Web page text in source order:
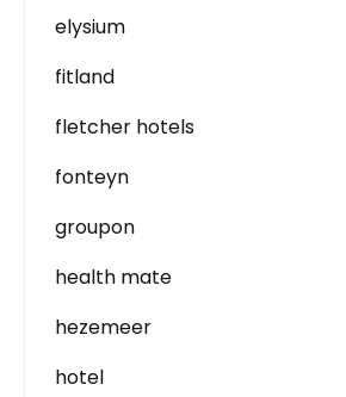
elysium
fitland
fletcher hotels
fonteyn
groupon
health mate
hezemeer
hotel